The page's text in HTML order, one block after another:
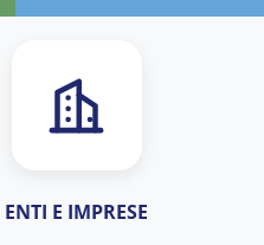
ENTI E IMPRESE